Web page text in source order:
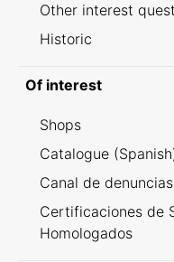
Other interest
Historic
Of interest
Shops
Catalogue
Canal de denuncias
Certificaciones de
Homologados